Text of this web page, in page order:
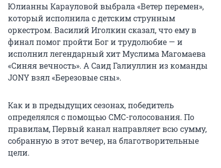
Юлианны Карауловой выбрала «Ветер перемен»,
который исполнила с детским струнным
оркестром. Василий Иголкин сказал, что ему в
финал помог пройти Бог и трудолюбие — и
исполнил легендарный хит Муслима Магомаева
«Синяя вечность». А Саид Галиуллин из команды
JONY взял «Березовые сны».
Как и в предыдущих сезонах, победитель
определялся с помощью СМС-голосования. По
правилам, Первый канал направляет всю сумму,
собранную в этот вечер, на благотворительные
цели.